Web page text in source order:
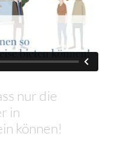
nur die
in
können!